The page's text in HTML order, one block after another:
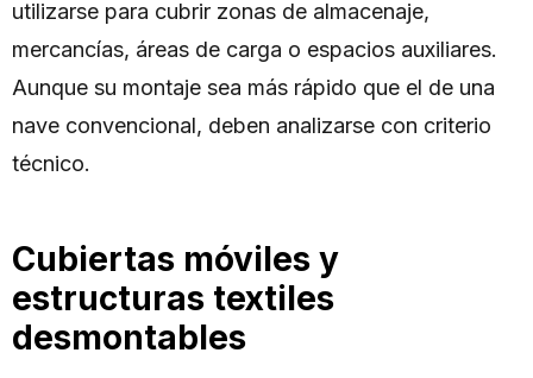
utilizarse para cubrir zonas de almacenaje,
mercancías, áreas de carga o espacios auxiliares.
Aunque su montaje sea más rápido que el de una
nave convencional, deben analizarse con criterio
técnico.
Cubiertas móviles y
estructuras textiles
desmontables